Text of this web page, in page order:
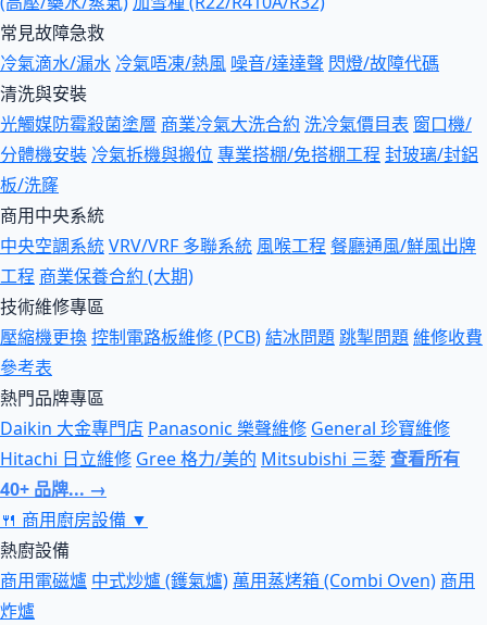
常見故障急救
冷氣滴水/漏水 冷氣唔凍/熱風 噪音/達達聲 閃燈/故障代碼
清洗與安裝
光觸媒防霉殺菌塗層 商業冷氣大洗合約 洗冷氣價目表 窗口機/
分體機安裝 冷氣拆機與搬位 專業搭棚/免搭棚工程 封玻璃/封鋁
板/洗窿
商用中央系統
中央空調系統VRV/VRF 多聯系統 風喉工程 餐廳通風/鮮風出牌
工程 商業保養合約 (大期)
技術維修專區
壓縮機更換控制電路板維修 (PCB)結冰問題跳掣問題維修收費
參考表
熱門品牌專區
Daikin 大金專門店 Panasonic 樂聲維修 General 珍寶維修
Hitachi 日立維修 Gree 格力/美的 Mitsubishi 三菱查看所有
40+ 品牌... →
🍴 商用廚房設備 ▼
熱廚設備
商用電磁爐 中式炒爐 (鑊氣爐) 萬用蒸烤箱 (Combi Oven) 商用
炸爐